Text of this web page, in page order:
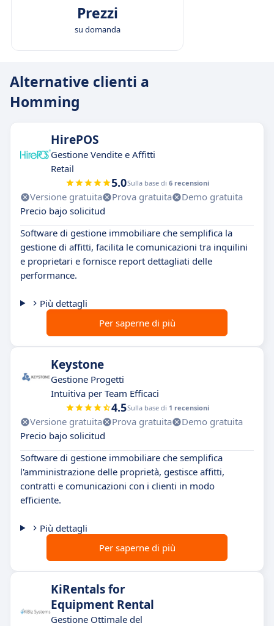
Prezzi
su domanda
Alternative clienti a
Homming
HirePOS
Gestione Vendite e Affitti
Retail
5.0Sulla base di 6 recensioni
Versione gratuita Prova gratuita
Demo gratuita
Precio bajo solicitud
Software di gestione immobiliare che semplifica la
gestione di affitti, facilita le comunicazioni tra inquilini
e proprietari e fornisce report dettagliati delle
performance.
Più dettagli
Per saperne di più
Keystone
Gestione Progetti
Intuitiva per Team Efficaci
4.5Sulla base di 1 recensioni
Versione gratuita Prova gratuita
Demo gratuita
Precio bajo solicitud
Software di gestione immobiliare che semplifica
l'amministrazione delle proprietà, gestisce affitti,
contratti e comunicazioni con i clienti in modo
efficiente.
Più dettagli
Per saperne di più
KiRentals for
Equipment Rental
Gestione Ottimale del